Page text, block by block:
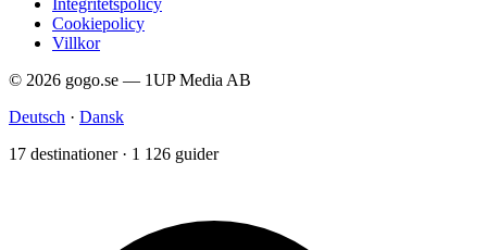
Integritetspolicy
Cookiepolicy
Villkor
© 2026 gogo.se — 1UP Media AB
Deutsch · Dansk
17 destinationer · 1 126 guider